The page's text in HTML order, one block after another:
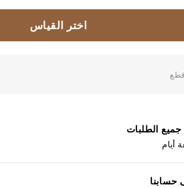
اختر القياس
الطلبات
أيام
حسابنا